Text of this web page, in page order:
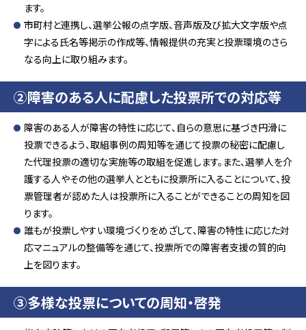
ます。
市町村と連携し、選挙公報の点字版、音声版及び拡大文字版や点
字による氏名等掲示の作成等、情報提供の充実と投票環境のさら
なる向上に取り組みます。
②障害のある人に配慮した投票所での対応等
障害のある人が障害の特性に応じて、自らの意思に基づき円滑に
投票できるよう、取組事例の周知等を通じて投票の秘密に配慮し
た代理投票の適切な実施等の取組を促進します。また、選挙人を介
護する人やその他の選挙人とともに投票所に入ることについて、投
票管理者が認めた人は投票所に入ることができることの周知を図
ります。
誰もが投票しやすい環境づくりをめざして、障害の特性に応じた対
応マニュアルの整備等を通じて、投票所での障害者支援の質的向
上を図ります。
③多様な投票についての周知・啓発